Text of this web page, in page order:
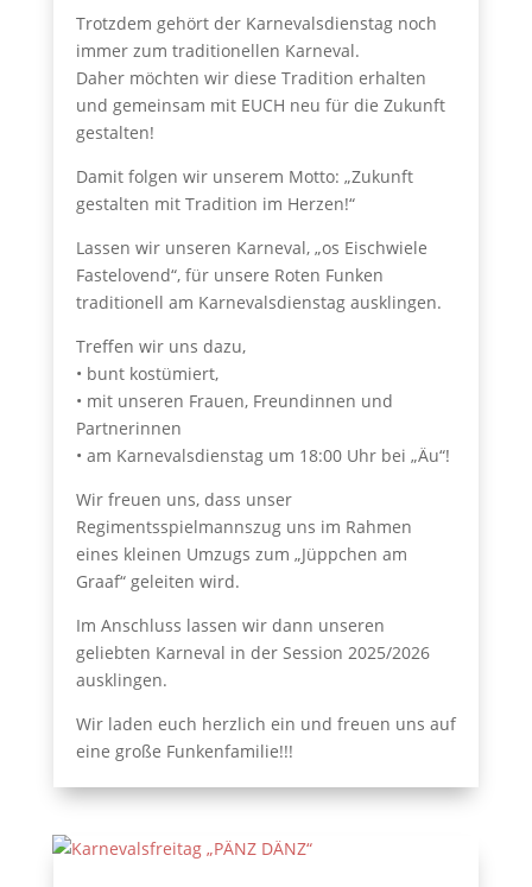
Trotzdem gehört der Karnevalsdienstag noch
immer zum traditionellen Karneval.
Daher möchten wir diese Tradition erhalten
und gemeinsam mit EUCH neu für die Zukunft
gestalten!
Damit folgen wir unserem Motto: „Zukunft
gestalten mit Tradition im Herzen!“
Lassen wir unseren Karneval, „os Eischwiele
Fastelovend“, für unsere Roten Funken
traditionell am Karnevalsdienstag ausklingen.
Treffen wir uns dazu,
•⁠ ⁠bunt kostümiert,
•⁠ ⁠⁠mit unseren Frauen, Freundinnen und
Partnerinnen
•⁠ ⁠⁠am Karnevalsdienstag um 18:00 Uhr bei „Äu“!
Wir freuen uns, dass unser
Regimentsspielmannszug uns im Rahmen
eines kleinen Umzugs zum „Jüppchen am
Graaf“ geleiten wird.
Im Anschluss lassen wir dann unseren
geliebten Karneval in der Session 2025/2026
ausklingen.
Wir laden euch herzlich ein und freuen uns auf
eine große Funkenfamilie!!!